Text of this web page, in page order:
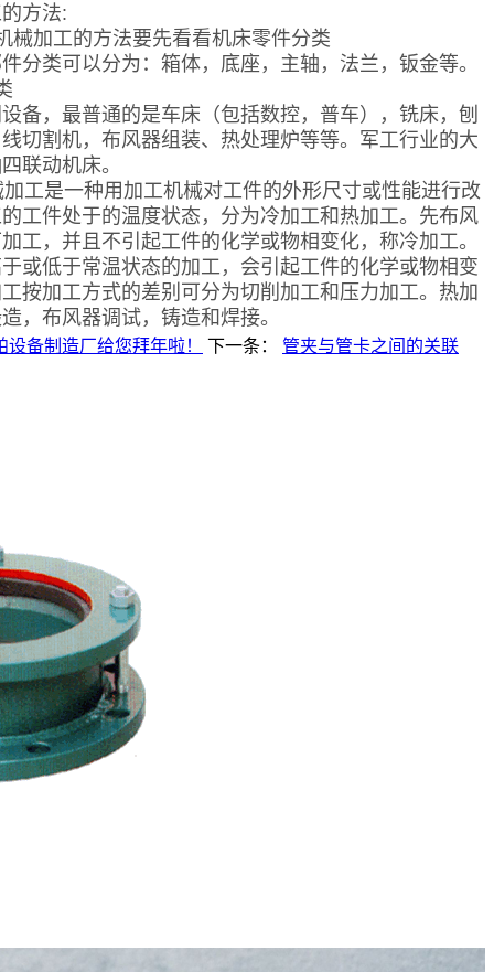
方法:
械加工的方法要先看看机床零件分类
分类可以分为：箱体，底座，主轴，法兰，钣金等。
备，最普通的是车床（包括数控，普车），铣床，刨
切割机，布风器组装、热处理炉等等。军工行业的大
联动机床。
工是一种用加工机械对工件的外形尺寸或性能进行改
工件处于的温度状态，分为冷加工和热加工。先布风
工，并且不引起工件的化学或物相变化，称冷加工。
或低于常温状态的加工，会引起工件的化学或物相变
按加工方式的差别可分为切削加工和压力加工。热加
，布风器调试，铸造和焊接。
备制造厂给您拜年啦！ 下一条： 管夹与管卡之间的关联